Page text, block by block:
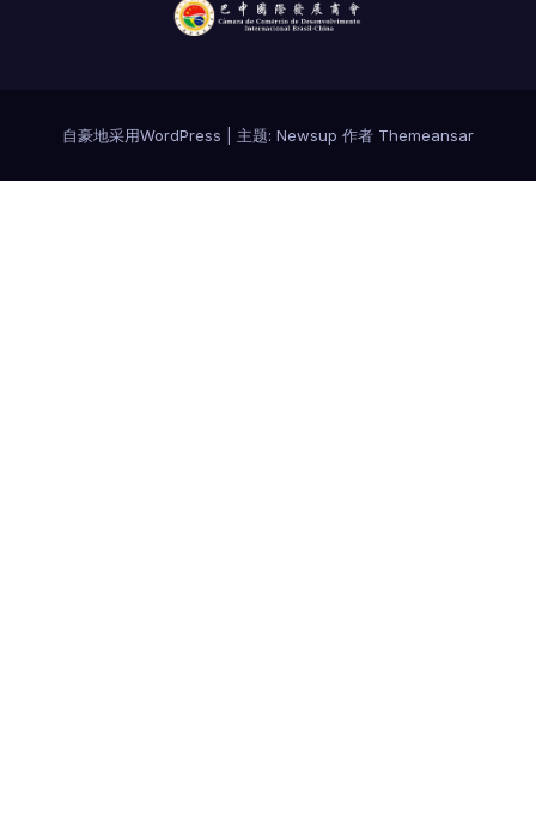
自豪地采用WordPress 主题: Newsup 作者 Themeansar